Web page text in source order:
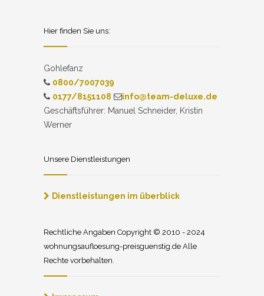
Hier finden Sie uns:
Gohlefanz
0800/7007039
0177/8151108
info@team-deluxe.de
Geschäftsführer: Manuel Schneider, Kristin
Werner
Unsere Dienstleistungen
Dienstleistungen im überblick
Rechtliche Angaben Copyright © 2010 - 2024
wohnungsaufloesung-preisguenstig.de Alle
Rechte vorbehalten.